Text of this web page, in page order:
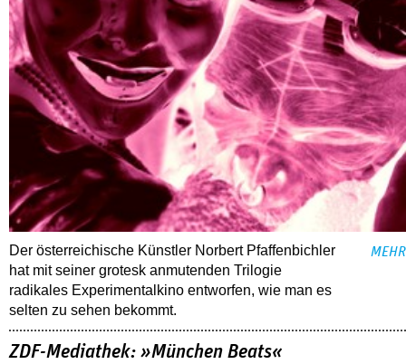
Der österreichische Künstler Norbert Pfaffenbichler
hat mit seiner grotesk anmutenden Trilogie
radikales Experimentalkino entworfen, wie man es
selten zu sehen bekommt.
MEHR
ZDF-Mediathek: »München Beats«